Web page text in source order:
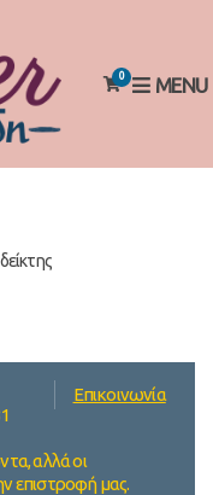
0 MENU
Επικοινωνία
αλλά οι
επιστροφή μας.